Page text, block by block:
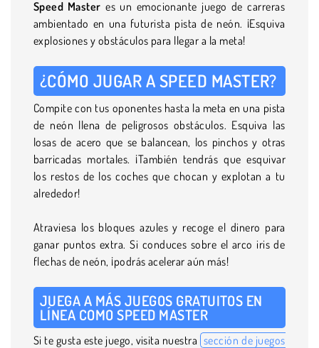
Speed Master es un emocionante juego de carreras
ambientado en una futurista pista de neón. ¡Esquiva
explosiones y obstáculos para llegar a la meta!
¿CÓMO JUGAR A SPEED MASTER?
Compite con tus oponentes hasta la meta en una pista
de neón llena de peligrosos obstáculos. Esquiva las
losas de acero que se balancean, los pinchos y otras
barricadas mortales. ¡También tendrás que esquivar
los restos de los coches que chocan y explotan a tu
alrededor!
Atraviesa los bloques azules y recoge el dinero para
ganar puntos extra. Si conduces sobre el arco iris de
flechas de neón, ¡podrás acelerar aún más!
JUEGA A MÁS JUEGOS GRATUITOS EN
LÍNEA COMO SPEED MASTER
Si te gusta este juego, visita nuestra sección de juegos